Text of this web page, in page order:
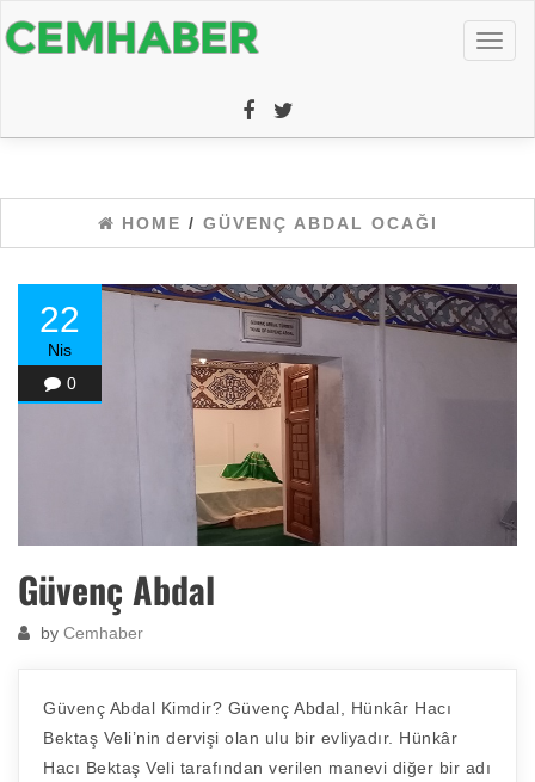
HOME / GÜVENÇ ABDAL OCAĞI
22
Nis
0
Güvenç Abdal
by Cemhaber
Güvenç Abdal Kimdir? Güvenç Abdal, Hünkâr Hacı
Bektaş Veli’nin dervişi olan ulu bir evliyadır. Hünkâr
Hacı Bektaş Veli tarafından verilen manevi diğer bir adı